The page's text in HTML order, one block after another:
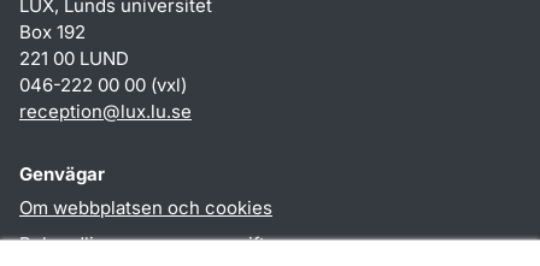
LUX, Lunds universitet
Box 192
221 00 LUND
046-222 00 00 (vxl)
reception@lux.lu.se
Genvägar
Om webbplatsen och cookies
Behandling av personuppgifter